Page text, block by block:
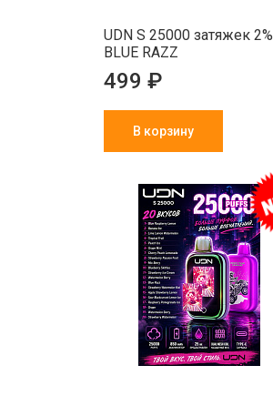
UDN S 25000 затяжек 2%
BLUE RAZZ
499 ₽
В корзину